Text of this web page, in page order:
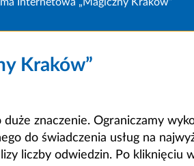
Kraków”
znaczenie. Ograniczamy
do świadczenia usług na
liczby odwiedzin. Po kliknięciu